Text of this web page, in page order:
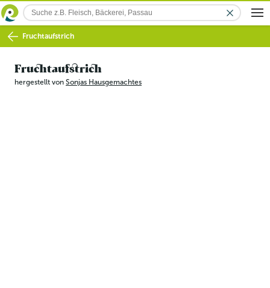
Fruchtaufstrich
Fruchtaufstrich
hergestellt von Sonjas Hausgemachtes